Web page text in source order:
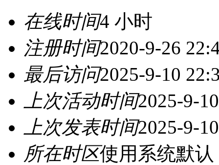
在线时间4 小时
注册时间2020-9-26
最后访问2025-9-10
上次活动时间2025-9-
上次发表时间2025-9-
所在时区使用系统默认